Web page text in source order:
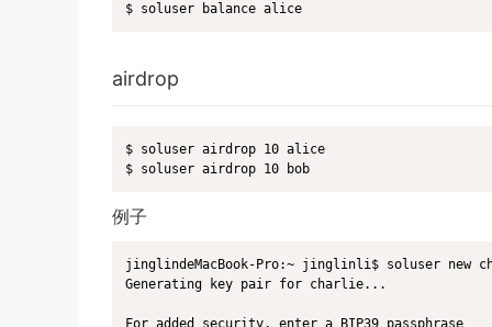
$ soluser balance alice
airdrop
$ soluser airdrop 10 alice
$ soluser airdrop 10 bob
例子
jinglindeMacBook-Pro:~ jinglinli$ soluser new
Generating key pair for charlie...
For added security, enter a BIP39 passphrase